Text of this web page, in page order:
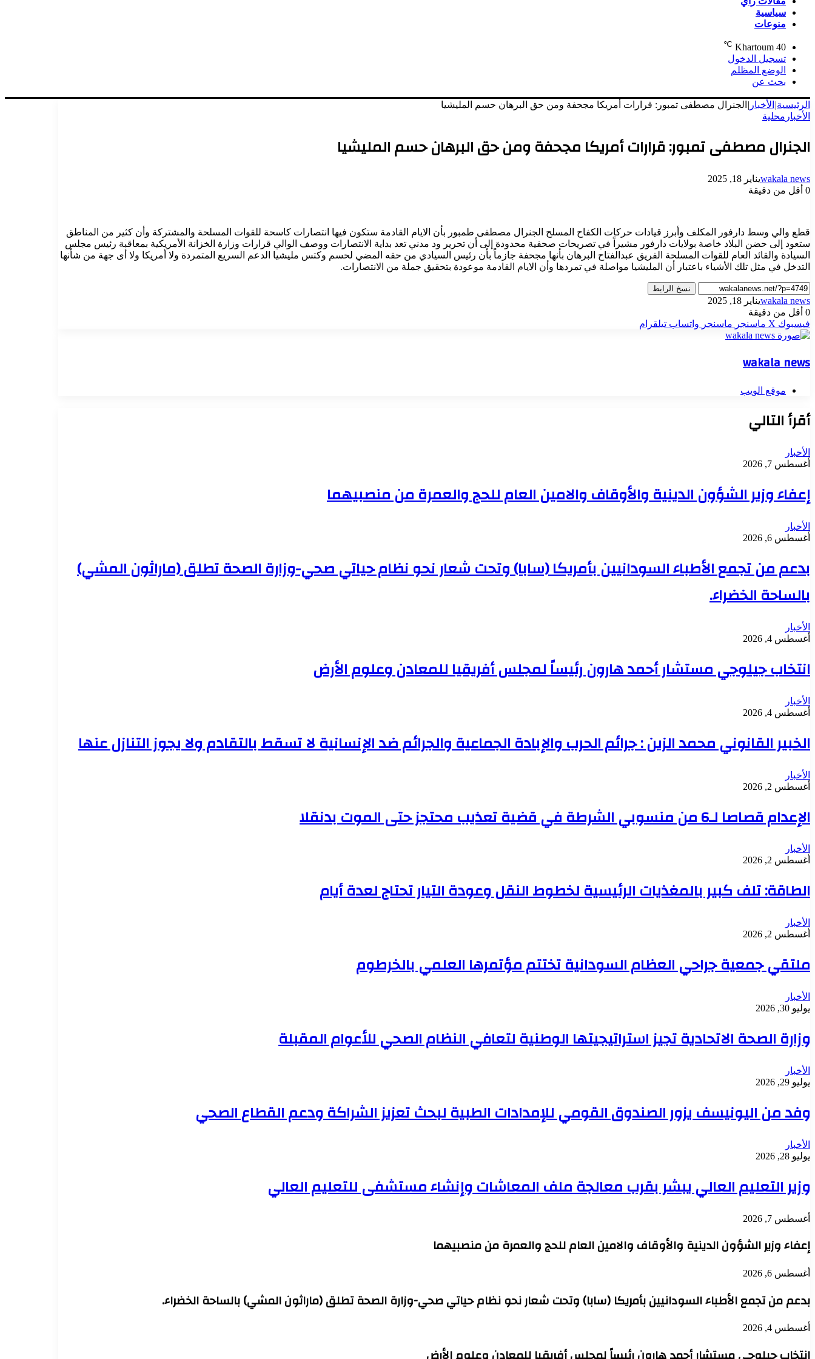
سياسية
منوعات
Khartoum 40
℃
تسجيل الدخول
الوضع المظلم
بحث عن
الرئيسية| الأخبار | الجنرال مصطفى تمبور: قرارات أمريكا مجحفة ومن حق البرهان حسم المليشيا
الأخبار محلية
الجنرال مصطفى تمبور: قرارات أمريكا مجحفة ومن حق البرهان حسم المليشيا
wakala newsيناير 18, 2025
0 أقل من دقيقة
قطع والي وسط دارفور المكلف وأبرز قيادات حركات الكفاح المسلح الجنرال مصطفى طمبور بأن الايام القادمة ستكون فيها انتصارات كاسحة للقوات المسلحة والمشتركة وأن كثير من المناطق
ستعود إلى حضن البلاد خاصة بولايات دارفور مشيراً في تصريحات صحفية محدودة إلى أن تحرير ود مدني تعد بداية الانتصارات ووصف الوالي قرارات وزارة الخزانة الأمريكية بمعاقبة رئيس مجلس
السيادة والقائد العام للقوات المسلحة الفريق عبدالفتاح البرهان بأنها مجحفة جازماً بأن رئيس السيادي من حقه المضي لحسم وكتس مليشيا الدعم السريع المتمردة ولا أمريكا ولا أى جهة من شأنها
التدخل في مثل تلك الأشياء باعتبار أن المليشيا مواصلة في تمردها وأن الايام القادمة موعودة بتحقيق جملة من الانتصارات.
نسخ الرابط
wakala newsيناير 18, 2025
0 أقل من دقيقة
فيسبوك ‫X ماسنجر ماسنجر واتساب تيلقرام
wakala news
موقع الويب
أقرأ التالي
الأخبار
أغسطس 7, 2026
إعفاء وزير الشؤون الدينية والأوقاف والامين العام للحج والعمرة من منصبيهما
الأخبار
أغسطس 6, 2026
بدعم من تجمع الأطباء السودانيين بأمريكا (سابا) وتحت شعار نحو نظام حياتي صحي-وزارة الصحة تطلق (ماراثون المشي)
بالساحة الخضراء.
الأخبار
أغسطس 4, 2026
انتخاب جيلوجي مستشار أحمد هارون رئيساً لمجلس أفريقيا للمعادن وعلوم الأرض
الأخبار
أغسطس 4, 2026
الخبير القانوني محمد الزين : جرائم الحرب والإبادة الجماعية والجرائم ضد الإنسانية لا تسقط بالتقادم ولا يجوز التنازل عنها
الأخبار
أغسطس 2, 2026
الإعدام قصاصا لـ6 من منسوبي الشرطة في قضية تعذيب محتجز حتى الموت بدنقلا
الأخبار
أغسطس 2, 2026
الطاقة: تلف كبير بالمغذيات الرئيسية لخطوط النقل وعودة التيار تحتاج لعدة أيام
الأخبار
أغسطس 2, 2026
ملتقي جمعية جراحي العظام السودانية تختتم مؤتمرها العلمي بالخرطوم
الأخبار
يوليو 30, 2026
وزارة الصحة الاتحادية تجيز استراتيجيتها الوطنية لتعافي النظام الصحي للأعوام المقبلة
الأخبار
يوليو 29, 2026
وفد من اليونيسف يزور الصندوق القومي للإمدادات الطبية لبحث تعزيز الشراكة ودعم القطاع الصحي
الأخبار
يوليو 28, 2026
وزير التعليم العالي يبشر بقرب معالجة ملف المعاشات وإنشاء مستشفى للتعليم العالي
أغسطس 7, 2026
إعفاء وزير الشؤون الدينية والأوقاف والامين العام للحج والعمرة من منصبيهما
أغسطس 6, 2026
بدعم من تجمع الأطباء السودانيين بأمريكا (سابا) وتحت شعار نحو نظام حياتي صحي-وزارة الصحة تطلق (ماراثون المشي) بالساحة الخضراء.
أغسطس 4, 2026